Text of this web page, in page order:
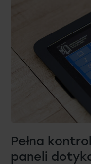
Pełna
paneli